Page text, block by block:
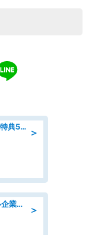
＞
2026年転職応援キャンペーン!入社特典58万円/デンソーで働こう!自動車工場で小型部品の検査業務 denso aichi
＞
9月開始/「土日祝休み」グローバル企業での産業保健のお仕事/保健師/高時給/残業なし/服装自由